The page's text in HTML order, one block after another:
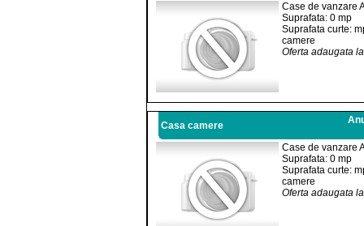
Case de vanzare
Suprafata: 0 mp
Suprafata curte:
camere
Oferta adaugata
Casa camere
Case de vanzare
Suprafata: 0 mp
Suprafata curte:
camere
Oferta adaugata